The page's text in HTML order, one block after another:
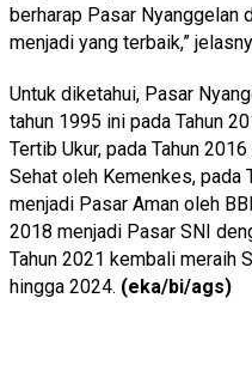
berharap Pasar Nyanggelan
menjadi yang terbaik,”
Untuk diketahui, Pasar
tahun 1995 ini pada Tahun
Tertib Ukur, pada Tahun
Sehat oleh Kemenkes, pada
menjadi Pasar Aman oleh
2018 menjadi Pasar SNI
Tahun 2021 kembali meraih
hingga 2024. (eka/bi/ags)